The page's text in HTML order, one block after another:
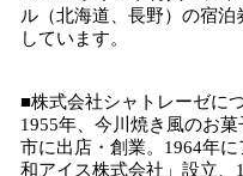
ル（北海道、長野）の宿
しています。
■株式会社シャトレーゼに
1955年、今川焼き風のお
市に出店・創業。1964年
和アイス株式会社」設立、